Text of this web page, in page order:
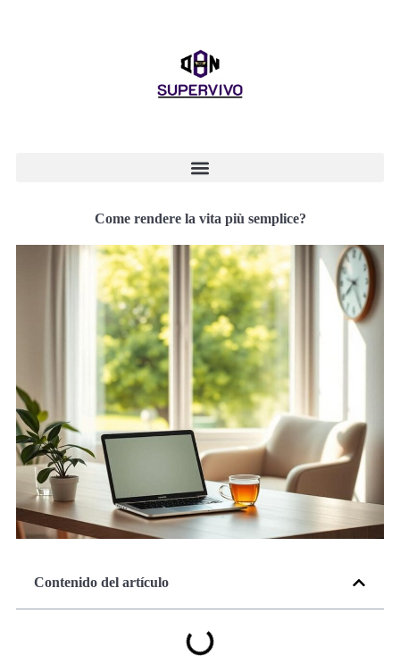
Come rendere la vita più semplice?
Contenido del artículo